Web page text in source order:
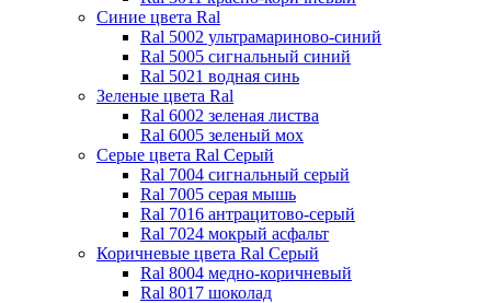
Синие цвета Ral
Ral 5002 ультрамариново-синий
Ral 5005 сигнальный синий
Ral 5021 водная синь
Зеленые цвета Ral
Ral 6002 зеленая листва
Ral 6005 зеленый мох
Серые цвета Ral Серый
Ral 7004 сигнальный серый
Ral 7005 серая мышь
Ral 7016 антрацитово-серый
Ral 7024 мокрый асфальт
Коричневые цвета Ral Серый
Ral 8004 медно-коричневый
Ral 8017 шоколад